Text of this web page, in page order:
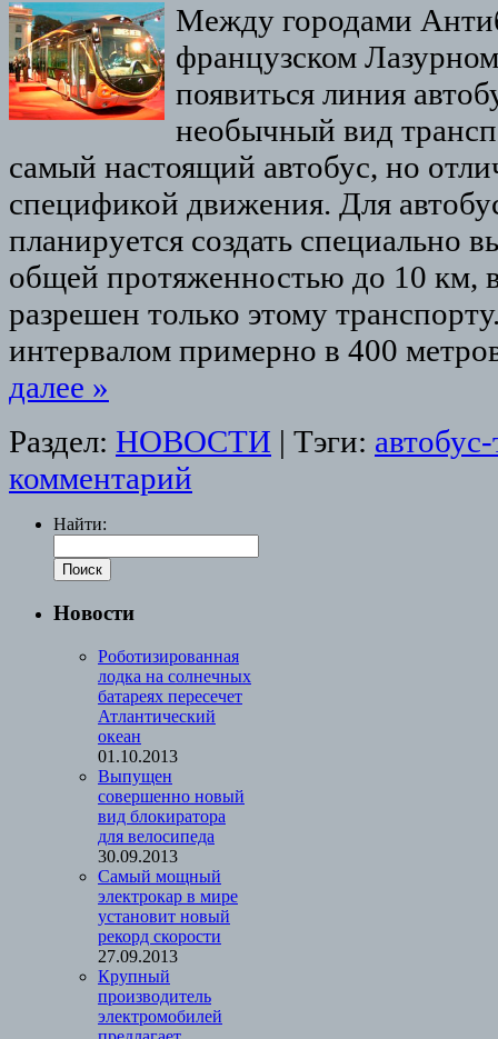
Между городами
французском
появиться линия
необычный вид
самый настоящий автобус, но
спецификой движения. Для
планируется создать специально
общей протяженностью до 10 км,
разрешен только этому
интервалом примерно в 400
далее »
Раздел: НОВОСТИ | Тэги:
комментарий
Найти:
Новости
Роботизированная
лодка на солнечных
батареях пересечет
Атлантический
океан
01.10.2013
Выпущен
совершенно новый
вид блокиратора
для велосипеда
30.09.2013
Cамый мощный
электрокар в мире
установит новый
рекорд скорости
27.09.2013
Крупный
производитель
электромобилей